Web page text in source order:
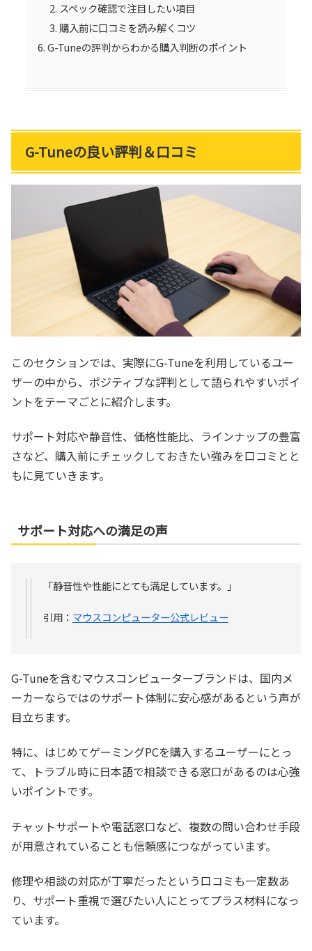
スペック確認で注目したい項目
購入前に口コミを読み解くコツ
G-Tuneの評判からわかる購入判断のポイント
G-Tuneの良い評判＆口コミ
このセクションでは、実際にG-Tuneを利用しているユー
ザーの中から、ポジティブな評判として語られやすいポイ
ントをテーマごとに紹介します。
サポート対応や静音性、価格性能比、ラインナップの豊富
さなど、購入前にチェックしておきたい強みを口コミとと
もに見ていきます。
サポート対応への満足の声
「静音性や性能にとても満足しています。」
引用： マウスコンピューター公式レビュー
G-Tuneを含むマウスコンピューターブランドは、国内メ
ーカーならではのサポート体制に安心感があるという声が
目立ちます。
特に、はじめてゲーミングPCを購入するユーザーにとっ
て、トラブル時に日本語で相談できる窓口があるのは心強
いポイントです。
チャットサポートや電話窓口など、複数の問い合わせ手段
が用意されていることも信頼感につながっています。
修理や相談の対応が丁寧だったという口コミも一定数あ
り、サポート重視で選びたい人にとってプラス材料になっ
ています。